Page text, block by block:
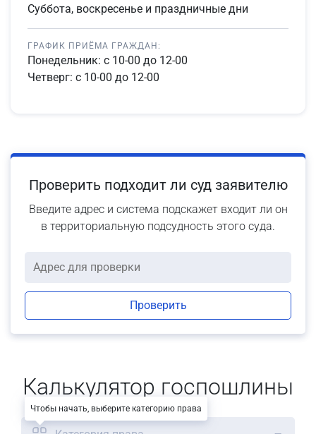
Суббота, воскресенье и праздничные дни
ГРАФИК ПРИЁМА ГРАЖДАН:
Понедельник: с 10-00 до 12-00
Четверг: с 10-00 до 12-00
Проверить подходит ли суд заявителю
Введите адрес и система подскажет входит ли он
в территориальную подсудность этого суда.
Проверить
Калькулятор госпошлины
Чтобы начать, выберите категорию права